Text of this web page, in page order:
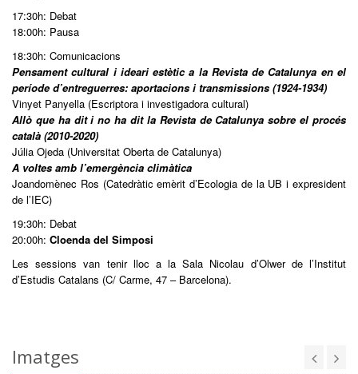
17:30h: Debat
18:00h: Pausa
18:30h: Comunicacions
Pensament cultural i ideari estètic a la Revista de Catalunya en el
període d’entreguerres: aportacions i transmissions (1924-1934)
Vinyet Panyella (Escriptora i investigadora cultural)
Allò que ha dit i no ha dit la Revista de Catalunya sobre el procés
català (2010-2020)
Júlia Ojeda (Universitat Oberta de Catalunya)
A voltes amb l’emergència climàtica
Joandomènec Ros (Catedràtic emèrit d’Ecologia de la UB i expresident
de l’IEC)
19:30h: Debat
20:00h: Cloenda del Simposi
Les sessions van tenir lloc a la Sala Nicolau d’Olwer de l’Institut
d’Estudis Catalans (C/ Carme, 47 – Barcelona).
Imatges